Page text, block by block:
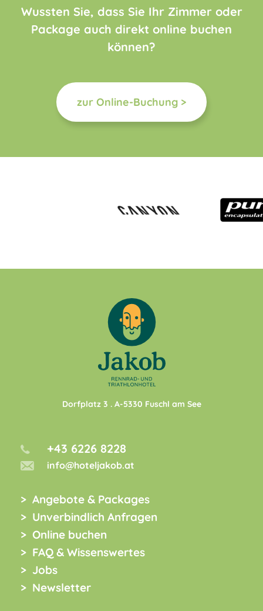
Wussten Sie, dass Sie Ihr Zimmer oder
Package auch direkt online buchen
können?
zur Online-Buchung >
Dorfplatz 3 . A-5330 Fuschl am See
+43 6226 8228
info@hoteljakob.at
Angebote & Packages
Unverbindlich Anfragen
Online buchen
FAQ & Wissenswertes
Jobs
Newsletter